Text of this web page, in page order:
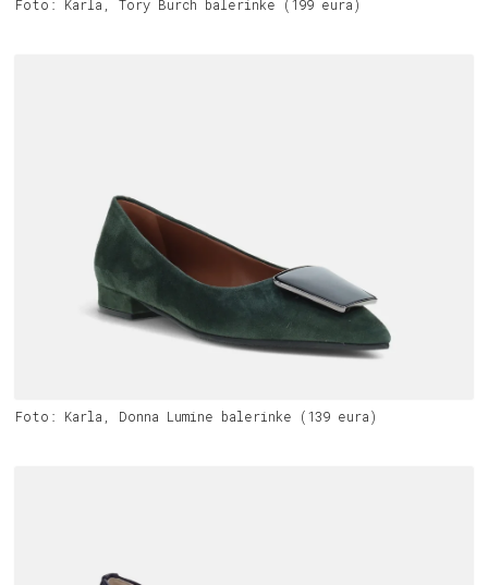
Foto: Karla, Tory Burch balerinke (199 eura)
Foto: Karla, Donna Lumine balerinke (139 eura)